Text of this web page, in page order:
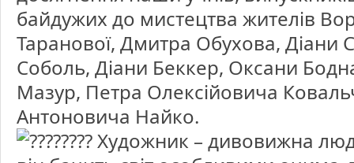
байдужих до мистецтва жителів
Таранової, Дмитра Обухова, Діани
Соболь, Діани Беккер, Оксани
Мазур, Петра Олексійовича
Антоновича Найко.
Художник – дивовижна